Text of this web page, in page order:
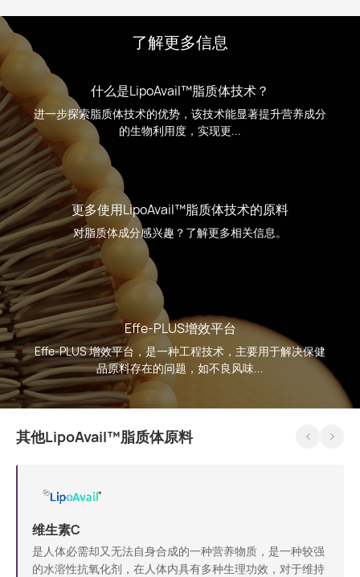
了解更多信息
什么是LipoAvail™脂质体技术？
进一步探索脂质体技术的优势，该技术能显著提升营养成分
的生物利用度，实现更...
更多使用LipoAvail™脂质体技术的原料
对脂质体成分感兴趣？了解更多相关信息。
Effe-PLUS增效平台
Effe-PLUS 增效平台，是一种工程技术，主要用于解决保健
品原料存在的问题，如不良风味...
其他LipoAvail™脂质体原料
维生素C
是人体必需却又无法自身合成的一种营养物质，是一种较强
的水溶性抗氧化剂，在人体内具有多种生理功效，对于维持